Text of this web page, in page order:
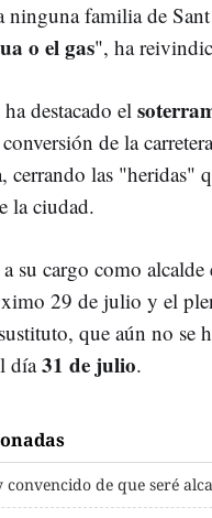
ninguna familia de
o el gas", ha
destacado el
de la
cerrando las "heridas"
la ciudad.
su cargo como alcalde
29 de julio y el
que aún no se
día31 de julio.
convencido de que seré